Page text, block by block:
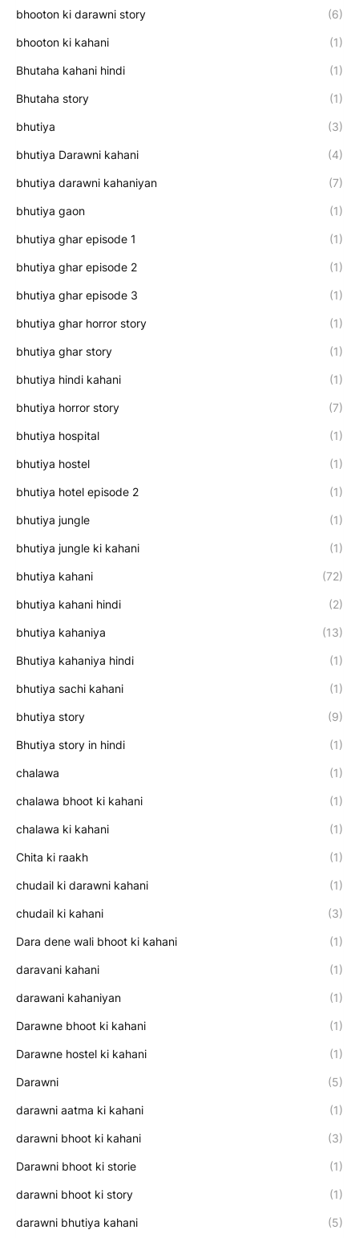
bhooton ki darawni story (6)
bhooton ki kahani (1)
Bhutaha kahani hindi (1)
Bhutaha story (1)
bhutiya (3)
bhutiya Darawni kahani (4)
bhutiya darawni kahaniyan (7)
bhutiya gaon (1)
bhutiya ghar episode 1 (1)
bhutiya ghar episode 2 (1)
bhutiya ghar episode 3 (1)
bhutiya ghar horror story (1)
bhutiya ghar story (1)
bhutiya hindi kahani (1)
bhutiya horror story (7)
bhutiya hospital (1)
bhutiya hostel (1)
bhutiya hotel episode 2 (1)
bhutiya jungle (1)
bhutiya jungle ki kahani (1)
bhutiya kahani (72)
bhutiya kahani hindi (2)
bhutiya kahaniya (13)
Bhutiya kahaniya hindi (1)
bhutiya sachi kahani (1)
bhutiya story (9)
Bhutiya story in hindi (1)
chalawa (1)
chalawa bhoot ki kahani (1)
chalawa ki kahani (1)
Chita ki raakh (1)
chudail ki darawni kahani (1)
chudail ki kahani (3)
Dara dene wali bhoot ki kahani (1)
daravani kahani (1)
darawani kahaniyan (1)
Darawne bhoot ki kahani (1)
Darawne hostel ki kahani (1)
Darawni (5)
darawni aatma ki kahani (1)
darawni bhoot ki kahani (3)
Darawni bhoot ki storie (1)
darawni bhoot ki story (1)
darawni bhutiya kahani (5)